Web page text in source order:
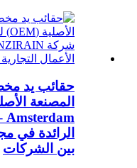
حقائب يد
الرائدة في
بين الشركات